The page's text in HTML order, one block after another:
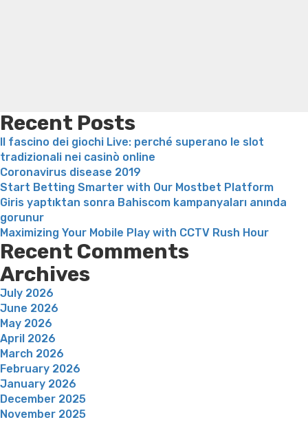
wear”
Recent Posts
Il fascino dei giochi Live: perché superano le slot
tradizionali nei casinò online
Coronavirus disease 2019
Start Betting Smarter with Our Mostbet Platform
Giris yaptıktan sonra Bahiscom kampanyaları anında
gorunur
Maximizing Your Mobile Play with CCTV Rush Hour
Recent Comments
Archives
July 2026
June 2026
May 2026
April 2026
March 2026
February 2026
January 2026
December 2025
November 2025